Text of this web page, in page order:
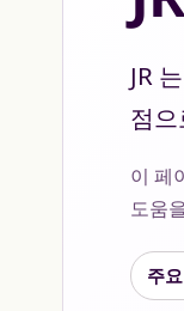
JR
점
이 페
도움
주